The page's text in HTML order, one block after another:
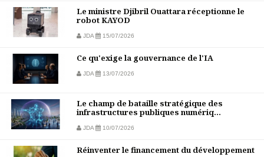
Le ministre Djibril Ouattara réceptionne le
robot KAYOD
JDA 15/07/2026
Ce qu'exige la gouvernance de l'IA
JDA 13/07/2026
Le champ de bataille stratégique des
infrastructures publiques numériq...
JDA 10/07/2026
Réinventer le financement du développement